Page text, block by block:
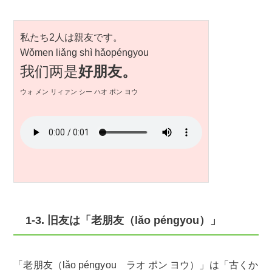
私たち2人は親友です。
Wǒmen liǎng shì hǎopéngyou
我们两是好朋友。
ウォ メン リィァン シー ハオ ポン ヨウ
1-3. 旧友は「老朋友（lǎo péngyou）」
「老朋友（lǎo péngyou ラオ ポン ヨウ）」は「古くか